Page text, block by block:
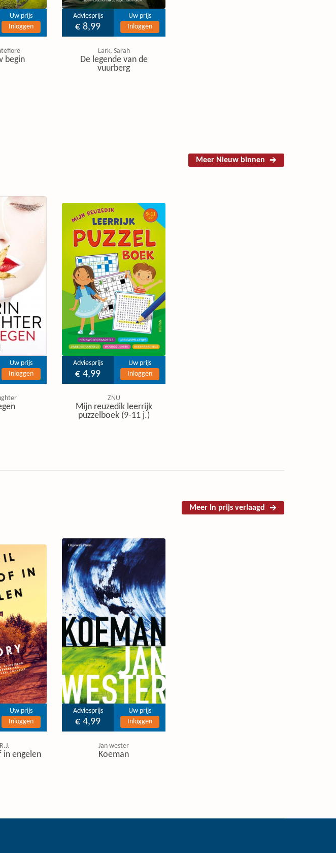
Uw prijs
Inloggen
begin
Adviesprijs
€ 8,99
Uw prijs
Inloggen
Lark, Sarah
De legende van de
vuurberg
Meer Nieuw binnen
Uw prijs
Inloggen
Adviesprijs
€ 4,99
Uw prijs
Inloggen
ZNU
Mijn reuzedik leerrijk
puzzelboek (9-11 j.)
Meer In prijs verlaagd
Uw prijs
Inloggen
in engelen
Adviesprijs
€ 4,99
Uw prijs
Inloggen
Jan wester
Koeman